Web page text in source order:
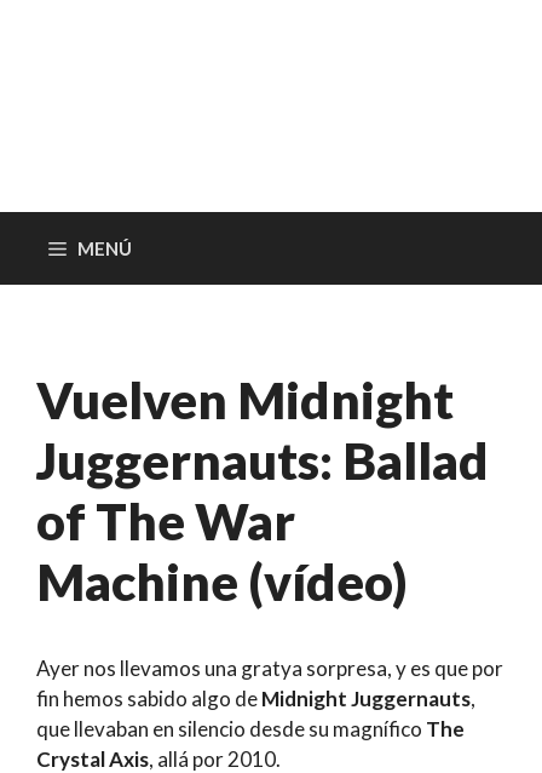
MENÚ
Vuelven Midnight
Juggernauts: Ballad
of The War
Machine (vídeo)
Ayer nos llevamos una gratya sorpresa, y es que por
fin hemos sabido algo deMidnight Juggernauts,
que llevaban en silencio desde su magnífico The
Crystal Axis, allá por 2010.